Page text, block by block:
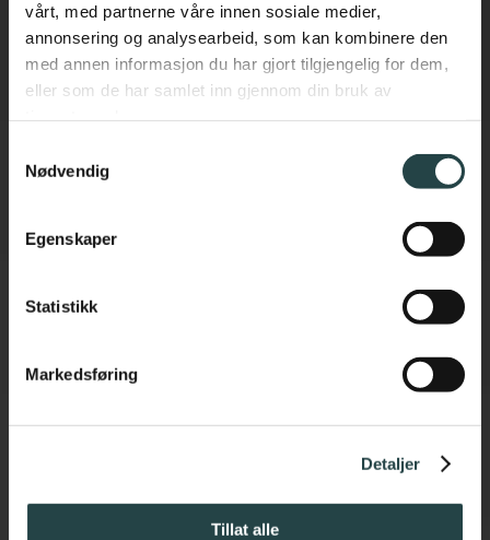
vårt, med partnerne våre innen sosiale medier,
annonsering og analysearbeid, som kan kombinere den
med annen informasjon du har gjort tilgjengelig for dem,
eller som de har samlet inn gjennom din bruk av
Nødvendig
Egenskaper
Statistikk
Markedsføring
Detaljer
Tillat alle
FÅ INTRODUKSJONSPRIS !